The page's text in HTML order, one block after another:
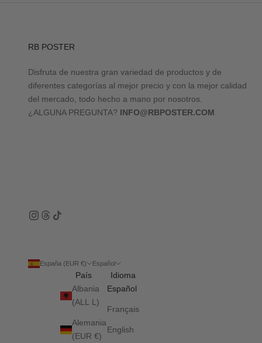
RB POSTER
Disfruta de nuestra gran variedad de productos y de
diferentes categorías al mejor precio y con la mejor calidad
del mercado, todo hecho a mano por nosotros.
¿ALGUNA PREGUNTA? INFO@RBPOSTER.COM
España (EUR €)
País
Albania
(ALL L)
Alemania
(EUR €)
Español
Idioma
Español
Français
English